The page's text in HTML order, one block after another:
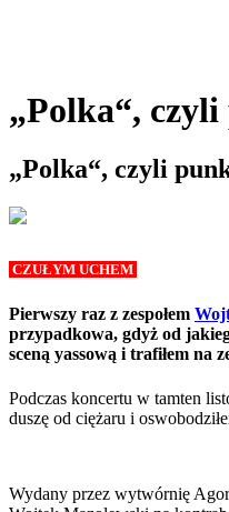
„Polka“,
„Polka“, czyli
CZUŁYM UCHEM
Pierwszy raz z zespołem
przypadkowa, gdyż od
sceną yassową i trafiłem na
Podczas koncertu w tamten
duszę od ciężaru i
Wydany przez wytwórnię